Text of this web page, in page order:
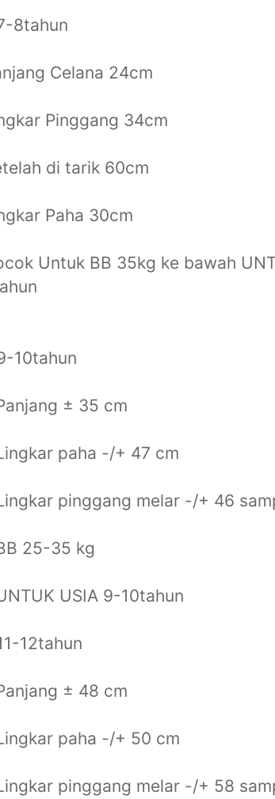
8tahun
Celana 24cm
Pinggang 34cm
di tarik 60cm
Paha 30cm
Untuk BB 35kg ke bawah
10tahun
± 35 cm
paha -/+ 47 cm
pinggang melar -/+ 46
25-35 kg
USIA 9-10tahun
12tahun
± 48 cm
paha -/+ 50 cm
pinggang melar -/+ 58